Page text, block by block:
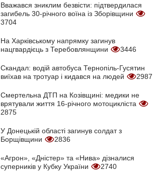
Вважався зниклим безвісти: підтвердилася
загибель 30-річного воїна із Зборівщини
3704
На Харківському напрямку загинув
нацгвардієць з Теребовлянщини
3446
Скандал: водій автобуса Тернопіль-Гусятин
виїхав на тротуар і кидався на людей
2987
Смертельна ДТП на Козівщині: медики не
врятували життя 16-річного мотоцикліста
2875
У Донецькій області загинув солдат з
Борщівщини
2836
«Агрон», «Дністер» та «Нива» дізналися
суперників у Кубку України
2740